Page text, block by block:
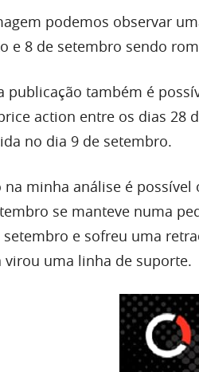
podemos observar
e 8 de setembro sendo
publicação também é
action entre os dias 28
no dia 9 de setembro.
na minha análise é
se manteve numa
setembro e sofreu uma
virou uma linha de suporte.